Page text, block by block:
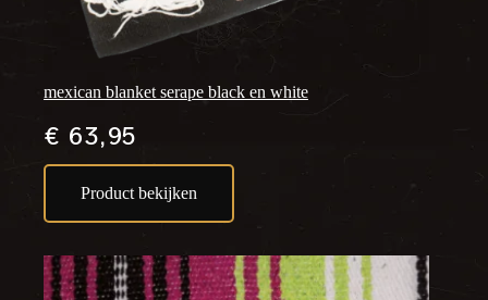
mexican blanket serape black en white
€63,95
Product bekijken